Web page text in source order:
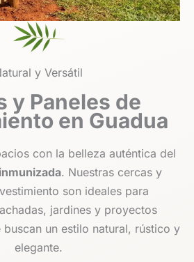
y Versátil
y Paneles de
en Guadua
con la belleza auténtica del
. Nuestras cercas y
son ideales para
jardines y proyectos
un estilo natural, rústico y
elegante.